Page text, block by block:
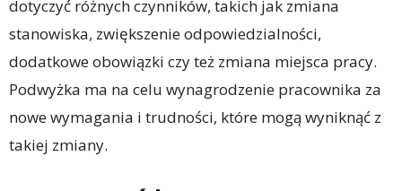
dotyczyć różnych czynników, takich jak zmiana
stanowiska, zwiększenie odpowiedzialności,
dodatkowe obowiązki czy też zmiana miejsca pracy.
Podwyżka ma na celu wynagrodzenie pracownika za
nowe wymagania i trudności, które mogą wyniknąć z
takiej zmiany.